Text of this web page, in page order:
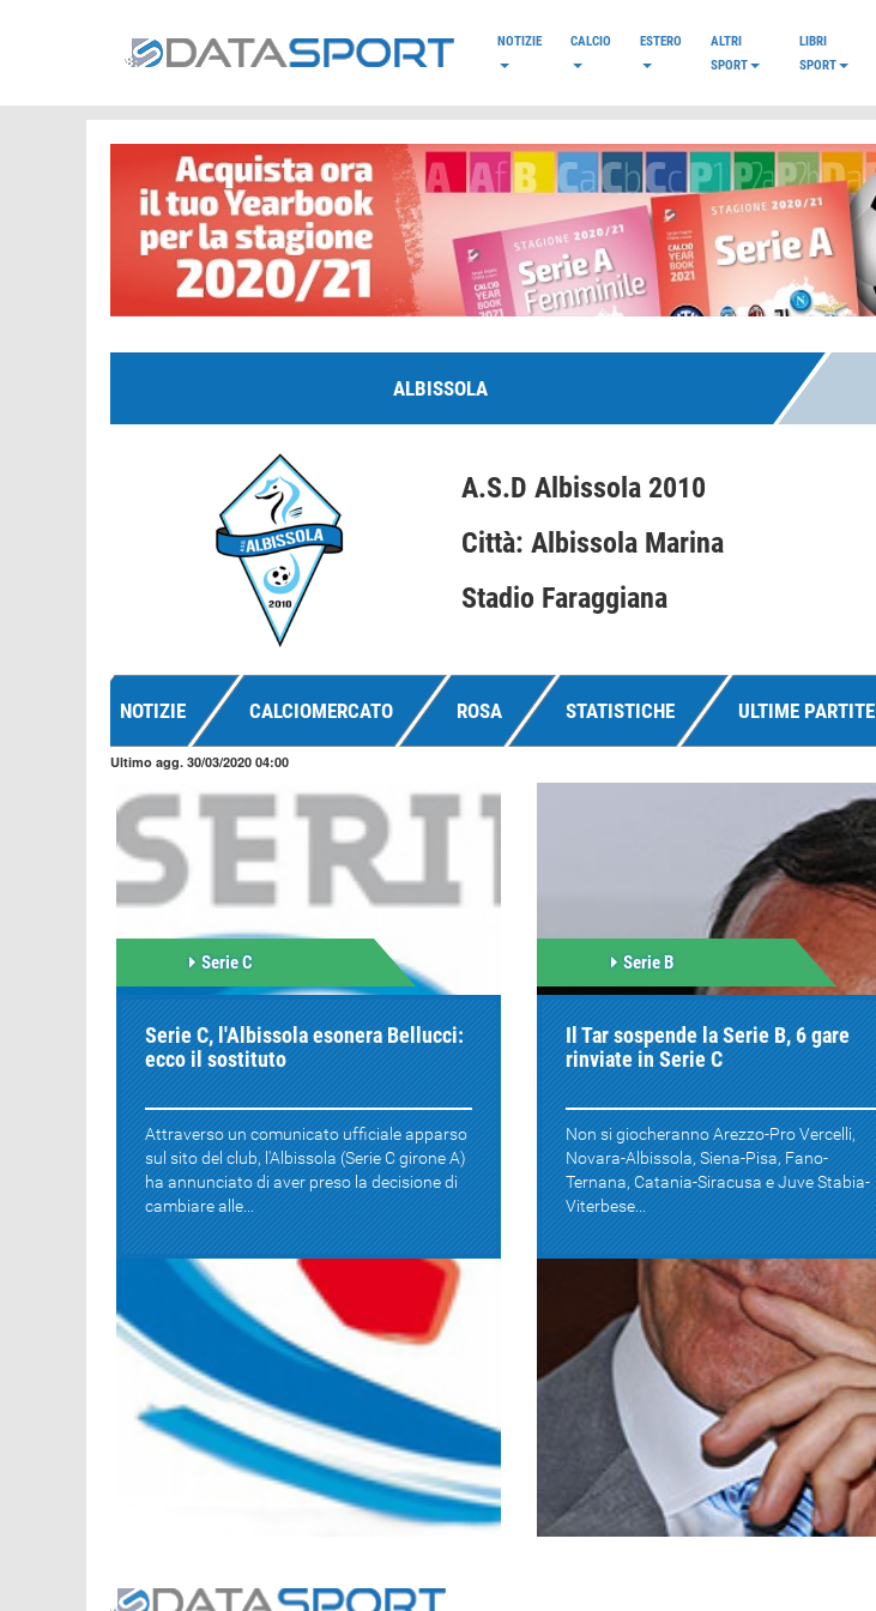
NOTIZIE CALCIO ESTERO
ALTRI
SPORT
LIBRI
SPORT
ALBISSOLA
A.S.D Albissola 2010
Città: Albissola Marina
Stadio Faraggiana
NOTIZIE CALCIOMERCATO ROSA STATISTICHE ULTIME PARTITE
Ultimo agg. 30/03/2020 04:00
Serie C
Serie C, l'Albissola esonera Bellucci:
ecco il sostituto
Attraverso un comunicato ufficiale apparso
sul sito del club, l'Albissola (Serie C girone A)
ha annunciato di aver preso la decisione di
cambiare alle...
Serie B
Il Tar sospende la Serie B, 6 gare
rinviate in Serie C
Non si giocheranno Arezzo-Pro Vercelli,
Novara-Albissola, Siena-Pisa, Fano-
Ternana, Catania-Siracusa e Juve Stabia-
Viterbese...